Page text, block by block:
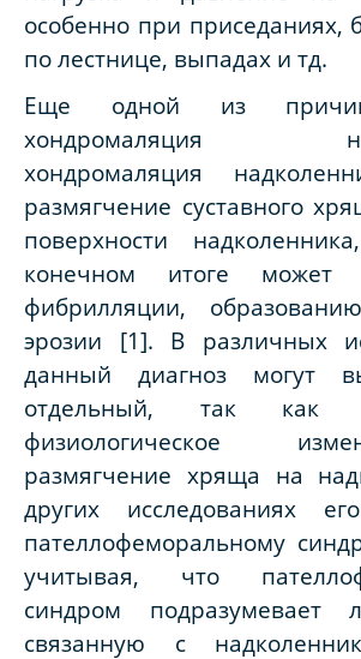
особенно при приседаниях,
по лестнице, выпадах и тд.
Еще одной из причин
хондромаляция
хондромаляция
размягчение суставного
поверхности
конечном итоге может
фибрилляции,
эрозии [1]. В различных
данный диагноз могут
отдельный, так как
физиологическое
размягчение хряща на
других исследованиях
пателлофеморальному
учитывая, что
синдром подразумевает
связанную с